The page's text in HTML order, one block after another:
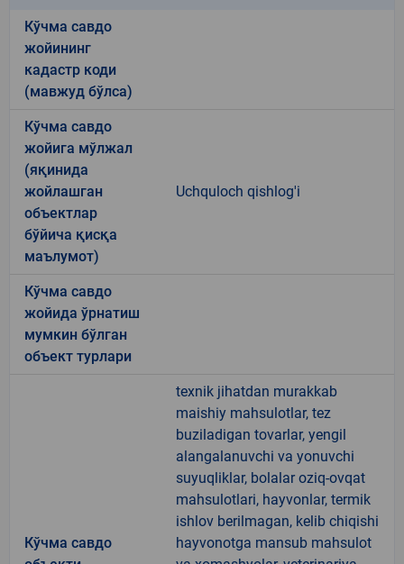
Кўчма савдо
жойининг
кадастр коди
(мавжуд бўлса)
Кўчма савдо
жойига мўлжал
(яқинида
жойлашган
объектлар
бўйича қисқа
маълумот)
Uchquloch qishlog'i
Кўчма савдо
жойида ўрнатиш
мумкин бўлган
объект турлари
Кўчма савдо
texnik jihatdan murakkab
maishiy mahsulotlar, tez
buziladigan tovarlar, yengil
alangalanuvchi va yonuvchi
suyuqliklar, bolalar oziq-ovqat
mahsulotlari, hayvonlar, termik
ishlov berilmagan, kelib chiqishi
hayvonotga mansub mahsulot